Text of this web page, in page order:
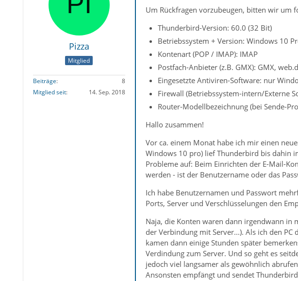
Pizza
Mitglied
Beiträge
8
Mitglied seit
14. Sep. 2018
Um Rückfragen vorzubeugen, bitten wir um
Thunderbird-Version: 60.0 (32 Bit)
Betriebssystem + Version: Windows 10
Kontenart (POP / IMAP): IMAP
Postfach-Anbieter (z.B. GMX): GMX,
Eingesetzte Antiviren-Software: nur
Firewall (Betriebssystem-intern/Externe
Router-Modellbezeichnung (bei Sende-
Hallo zusammen!
Vor ca. einem Monat habe ich mir einen
Windows 10 pro) lief Thunderbird bis dahin
Probleme auf: Beim Einrichten der E-Mail-
werden - ist der Benutzername oder das
Ich habe Benutzernamen und Passwort
Ports, Server und Verschlüsselungen den
Naja, die Konten waren dann irgendwann in
der Verbindung mit Server...). Als ich den
kamen dann einige Stunden später
Verdindung zum Server. Und so geht es
jedoch viel langsamer als gewöhnlich
Ansonsten empfängt und sendet